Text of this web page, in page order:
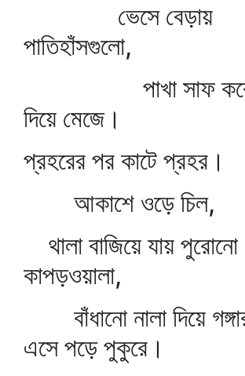
ভেসে বেড়ায়
পাতিহাঁসগুলো,
পাখা সাফ করে
দিয়ে মেজে।
প্রহরের পর কাটে প্রহর।
আকাশে ওড়ে চিল,
থালা বাজিয়ে যায় পুরোনো
কাপড়ওয়ালা,
বাঁধানো নালা দিয়ে
এসে পড়ে পুকুরে।